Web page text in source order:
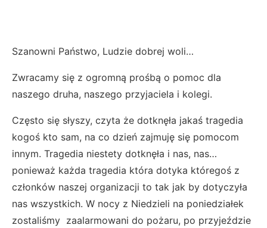
Szanowni Państwo, Ludzie dobrej woli…
Zwracamy się z ogromną prośbą o pomoc dla
naszego druha, naszego przyjaciela i kolegi.
Często się słyszy, czyta że dotknęła jakaś tragedia
kogoś kto sam, na co dzień zajmuję się pomocom
innym. Tragedia niestety dotknęła i nas, nas…
ponieważ każda tragedia która dotyka któregoś z
członków naszej organizacji to tak jak by dotyczyła
nas wszystkich. W nocy z Niedzieli na poniedziałek
zostaliśmy zaalarmowani do pożaru, po przyjeździe